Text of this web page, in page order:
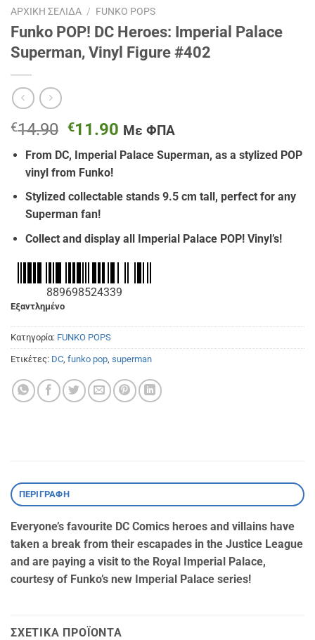
ΑΡΧΙΚΉ ΣΕΛΊΔΑ / FUNKO POPS
Funko POP! DC Heroes: Imperial Palace
Superman, Vinyl Figure #402
€14.90 Original
price
was:
€14.90.
€11.90 Η
τρέχουσα
τιμή
€11.90.
Με ΦΠΑ
From DC, Imperial Palace Superman, as a stylized POP
vinyl from Funko!
Stylized collectable stands 9.5 cm tall, perfect for any
Superman fan!
Collect and display all Imperial Palace POP! Vinyl’s!
889698524339
Εξαντλημένο
Κατηγορία: FUNKO POPS
Ετικέτες: DC funko pop superman
ΠΕΡΙΓΡΑΦΉ
Everyone’s favourite DC Comics heroes and villains have
taken a break from their escapades in the Justice League
and are paying a visit to the Royal Imperial Palace,
courtesy of Funko’s new Imperial Palace series!
ΣΧΕΤΙΚΆ ΠΡΟΪΌΝΤΑ